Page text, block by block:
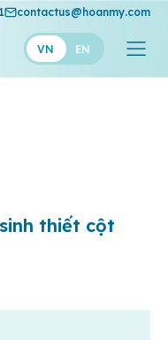
contactus@hoanmy.com
VN EN
thiết cột